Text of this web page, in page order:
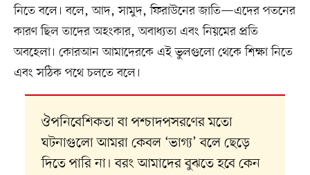
নিতে বলে। বলে, আদ, সামুদ, ফিরাউনের জাতি—এদের পতনের
কারণ ছিল তাদের অহংকার, অবাধ্যতা এবং নিয়মের প্রতি
অবহেলা। কোরআন আমাদেরকে এই ভুলগুলো থেকে শিক্ষা নিতে
এবং সঠিক পথে চলতে বলে।
ঔপনিবেশিকতা বা পশ্চাদপসরণের মতো
ঘটনাগুলো আমরা কেবল ‘ভাগ্য’ বলে ছেড়ে
দিতে পারি না। বরং আমাদের বুঝতে হবে কেন